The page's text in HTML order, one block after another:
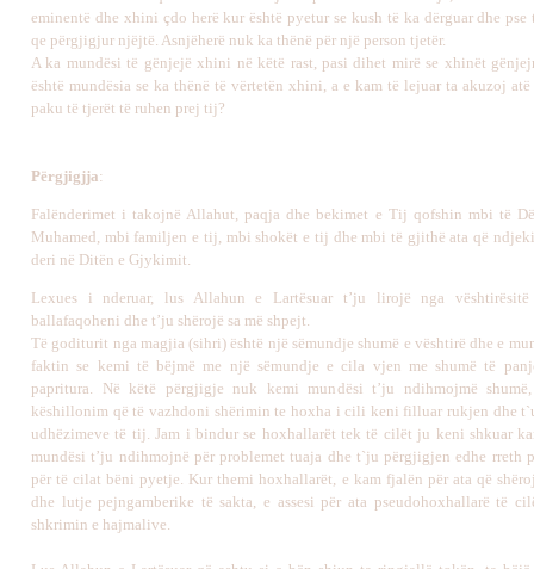
eminentë dhe xhini çdo herë kur është pyetur se kush të ka dërguar dhe pse
qe përgjigjur njëjtë. Asnjëherë nuk ka thënë për një person tjetër.
A ka mundësi të gënjejë xhini në këtë rast, pasi dihet mirë se xhinët
është mundësia se ka thënë të vërtetën xhini, a e kam të lejuar ta akuzoj atë
paku të tjerët të ruhen prej tij?
Përgjigjja:
Falënderimet i takojnë Allahut, paqja dhe bekimet e Tij qofshin mbi të
Muhamed, mbi familjen e tij, mbishokëte tij dhe mbitë gjithë ata që
deri në Ditën e Gjykimit.
Lexues i nderuar, lus Allahun e Lartësuar t’ju lirojë nga
ballafaqoheni dhe t’ju shërojë sa më shpejt.
Të goditurit nga magjia (sihri) është një sëmundje shumë e vështirë dhe e
faktin se kemi të bëjmë me një sëmundje e cila vjen me shumë të
papritura. Në këtë përgjigje nuk kemi mundësi t’ju ndihmojmë
këshillonim që të vazhdoni shërimin te hoxha i cili keni filluar rukjen dhe
udhëzimeve të tij. Jam i bindur se hoxhallarët tek të cilët ju keni shkuar
mundësi t’ju ndihmojnë për problemet tuaja dhe t`ju përgjigjen edhe rreth
për të cilat bëni pyetje. Kur themi hoxhallarët, e kam fjalën për ata që
dhe lutje pejngamberike të sakta, e assesi për ata pseudohoxhallarë të
shkrimin e hajmalive.